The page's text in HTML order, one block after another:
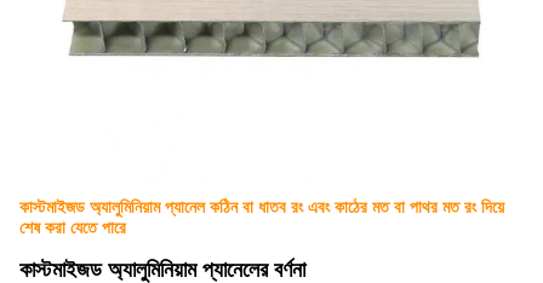
কাস্টমাইজড অ্যালুমিনিয়াম প্যানেল কঠিন বা ধাতব রং এবং কাঠের মত বা পাথর মত রং দিয়ে
শেষ করা যেতে পারে
কাস্টমাইজড অ্যালুমিনিয়াম প্যানেলের বর্ণনা